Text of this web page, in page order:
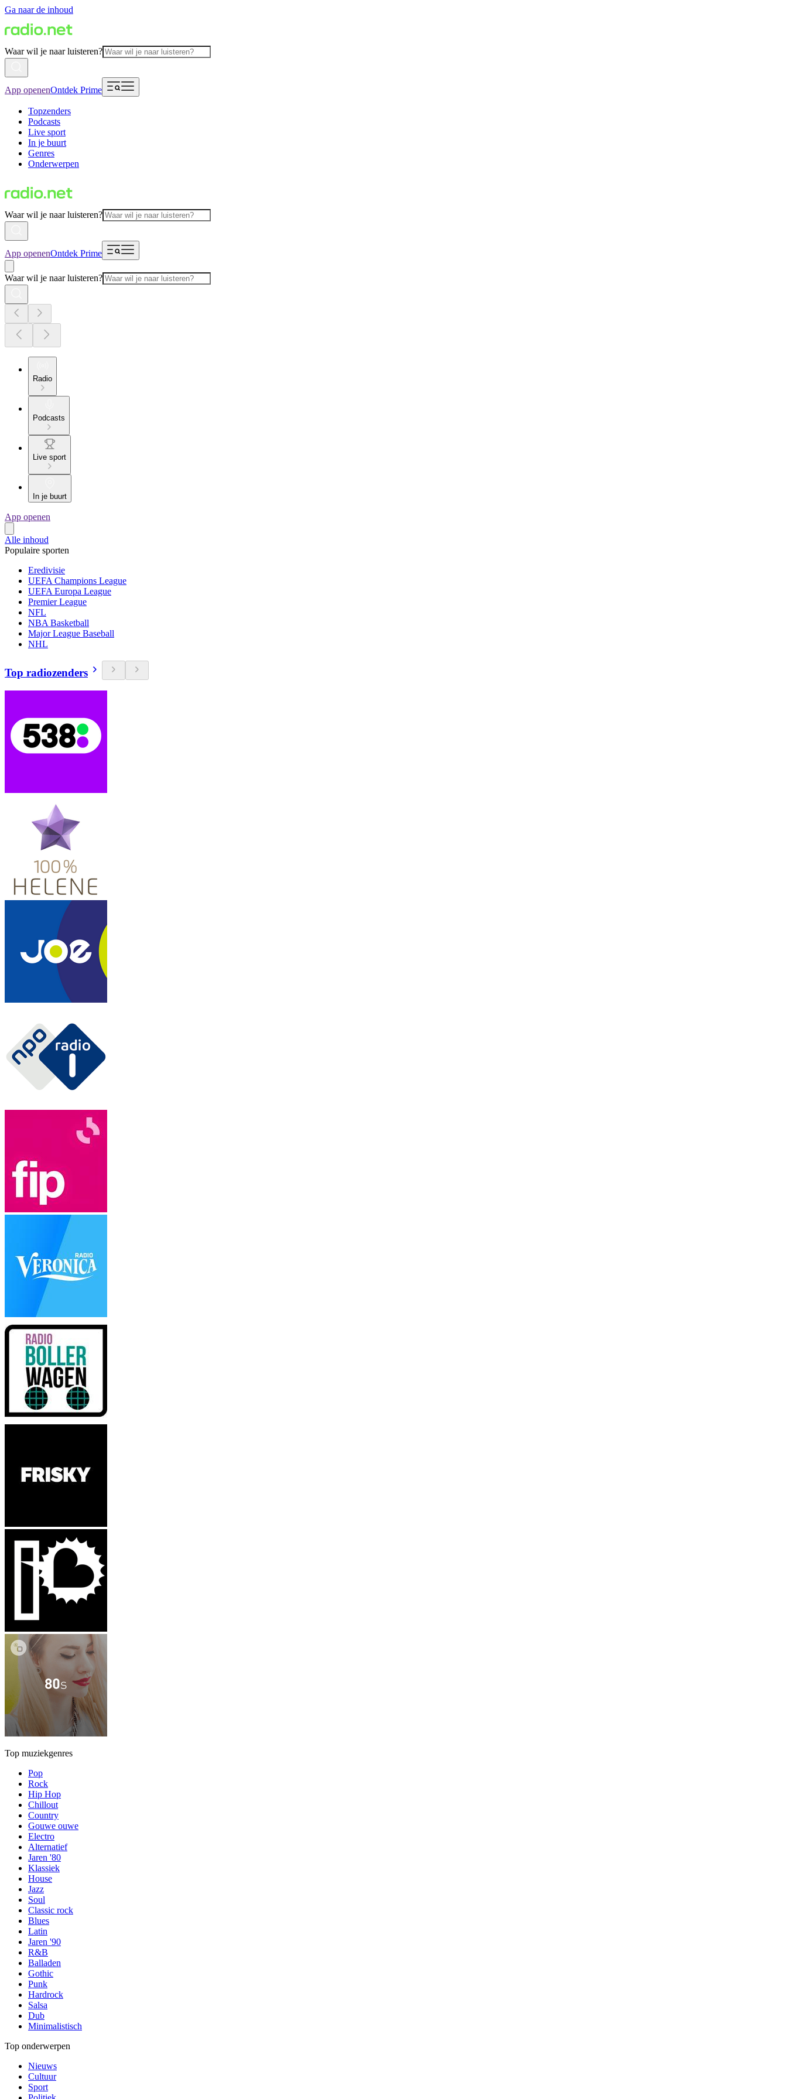
Ga naar de inhoud
Waar wil je naar luisteren?
App openenOntdek Prime
Topzenders
Podcasts
Live sport
In je buurt
Genres
Onderwerpen
Waar wil je naar luisteren?
App openenOntdek Prime
Waar wil je naar luisteren?
Radio
Podcasts
Live sport
In je buurt
App openen
Alle inhoud
Populaire sporten
Eredivisie
UEFA Champions League
UEFA Europa League
Premier League
NFL
NBA Basketball
Major League Baseball
NHL
Top radiozenders
Top muziekgenres
Pop
Rock
Hip Hop
Chillout
Country
Gouwe ouwe
Electro
Alternatief
Jaren '80
Klassiek
House
Jazz
Soul
Classic rock
Blues
Latin
Jaren '90
R&B
Balladen
Gothic
Punk
Hardrock
Salsa
Dub
Minimalistisch
Top onderwerpen
Nieuws
Cultuur
Sport